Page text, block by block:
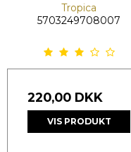
Tropica
5703249708007
220,00 DKK
VIS PRODUKT